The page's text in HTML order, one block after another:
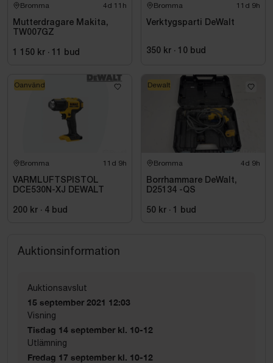
Bromma 4d 11h
Mutterdragare Makita,
TW007GZ
1 150 kr · 11 bud
Bromma 11d 9h
Verktygsparti DeWalt
350 kr · 10 bud
Bromma 11d 9h
VARMLUFTSPISTOL
DCE530N-XJ DEWALT
200 kr · 4 bud
Oanvänd
Bromma 4d 9h
Borrhammare DeWalt,
D25134 -QS
50 kr · 1 bud
Dewalt
Auktionsinformation
Auktionsavslut
15 september 2021 12:03
Visning
Tisdag 14 september kl. 10-12
Utlämning
Fredag 17 september kl. 10-12